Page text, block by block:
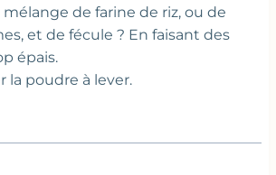
mélange de farine de riz, ou de
et de fécule ? En faisant des
épais.
la poudre à lever.